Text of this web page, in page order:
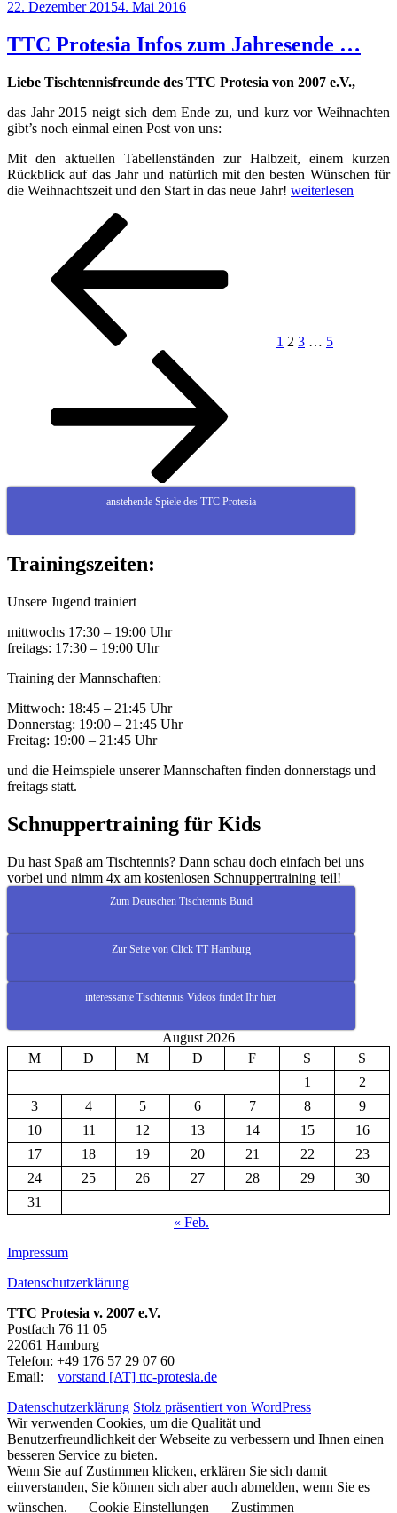
Veröffentlicht
22. Dezember 20154. Mai 2016
TTC Protesia Infos zum Jahresende …
Liebe Tischtennisfreunde des TTC Protesia von 2007 e.V.,
das Jahr 2015 neigt sich dem Ende zu, und kurz vor Weihnachten
gibt’s noch einmal einen Post von uns:
Mit den aktuellen Tabellenständen zur Halbzeit, einem kurzen
Rückblick auf das Jahr und natürlich mit den besten Wünschen für
die Weihnachtszeit und den Start in das neue Jahr! „TTC
weiterlesen
Seitennummerierung
Beiträge
1 2 3 … 5
anstehende Spiele des TTC Protesia
Trainingszeiten:
Unsere Jugend trainiert
mittwochs 17:30 – 19:00 Uhr
freitags: 17:30 – 19:00 Uhr
Training der Mannschaften:
Mittwoch: 18:45 – 21:45 Uhr
Donnerstag: 19:00 – 21:45 Uhr
Freitag: 19:00 – 21:45 Uhr
und die Heimspiele unserer Mannschaften finden donnerstags und
freitags statt.
Schnuppertraining für Kids
Du hast Spaß am Tischtennis? Dann schau doch einfach bei uns
vorbei und nimm 4x am kostenlosen Schnuppertraining teil!
Zum Deutschen Tischtennis Bund
Zur Seite von Click TT Hamburg
interessante Tischtennis Videos findet Ihr hier
August 2026
M
D M D F S
S
1
2
3
4 5 6 7 8
9
10
11 12 13 14 15
16
17
18 19 20 21 22
23
24
25 26 27 28 29
30
31
« Feb.
Impressum
Datenschutzerklärung
TTC Protesia v. 2007 e.V.
Postfach 76 11 05
22061 Hamburg
Telefon: +49 176 57 29 07 60
Email: vorstand [AT] ttc-protesia.de
Datenschutzerklärung Stolz präsentiert von WordPress
Wir verwenden Cookies, um die Qualität und
Benutzerfreundlichkeit der Webseite zu verbessern und Ihnen einen
besseren Service zu bieten.
Wenn Sie auf Zustimmen klicken, erklären Sie sich damit
einverstanden, Sie können sich aber auch abmelden, wenn Sie es
wünschen.
Cookie Einstellungen Zustimmen